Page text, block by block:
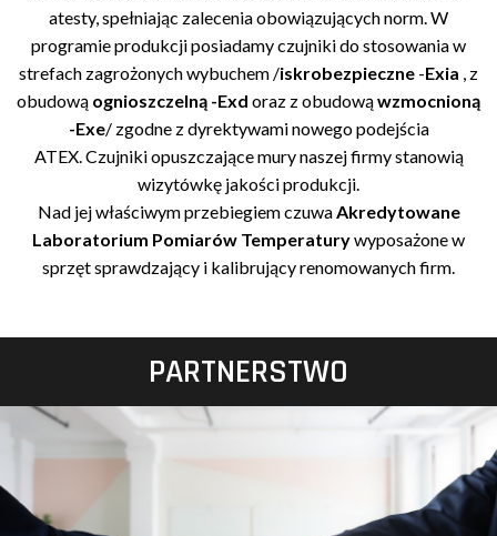
atesty, spełniając zalecenia obowiązujących norm. W
programie produkcji posiadamy czujniki do stosowania w
strefach zagrożonych wybuchem /iskrobezpieczne -Exia , z
obudową ognioszczelną -Exd oraz z obudowąwzmocnioną
-Exe/ zgodne z dyrektywami nowego podejścia
ATEX. Czujniki opuszczające mury naszej firmy stanowią
wizytówkę jakości produkcji.
Nad jej właściwym przebiegiem czuwaAkredytowane
Laboratorium Pomiarów Temperaturywyposażone w
sprzęt sprawdzający i kalibrujący renomowanych firm.
PARTNERSTWO